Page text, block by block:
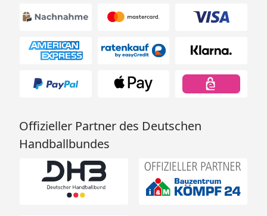
Offizieller Partner des Deutschen
Handballbundes